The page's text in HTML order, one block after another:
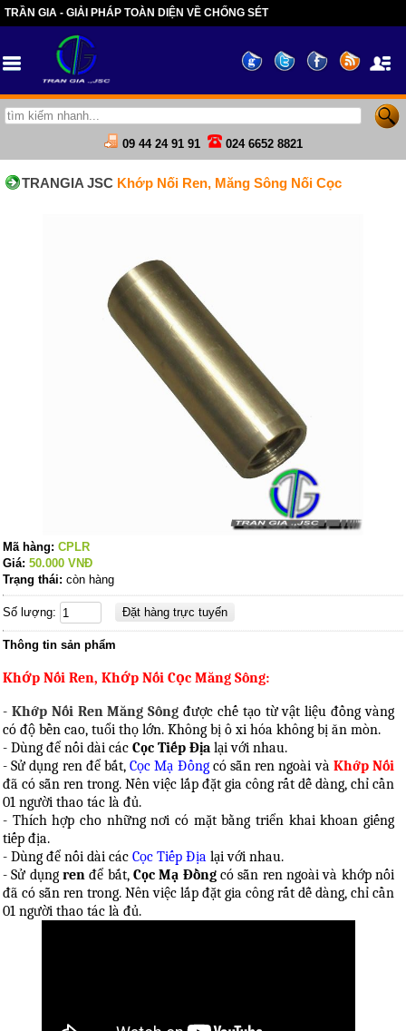
TRẦN GIA - GIẢI PHÁP TOÀN DIỆN VỀ CHỐNG SÉT
09 44 24 91 91 024 6652 8821
TRANGIA JSC Khớp Nối Ren, Măng Sông Nối Cọc
Mã hàng: CPLR
Giá: 50.000 VNĐ
Trạng thái: còn hàng
Số lượng:
Thông tin sản phẩm
Khớp Nối Ren, Khớp Nối Cọc Măng Sông:
- Khớp Nối Ren Măng Sông được chế tạo từ vật liệu đồng vàng
có độ bền cao, tuổi thọ lớn. Không bị ô xi hóa không bị ăn mòn.
- Dùng để nối dài các Cọc Tiếp Địa lại với nhau.
- Sử dụng ren để bắt,Cọc Mạ Đồngcó sẵn ren ngoài và Khớp Nối
đã có sẵn ren trong. Nên việc lắp đặt gia công rất dễ dàng, chỉ cần
01 người thao tác là đủ.
- Thích hợp cho những nơi có mặt bằng triển khai khoan giếng
tiếp địa.
- Dùng để nối dài các Cọc Tiếp Địa lại với nhau.
- Sử dụng ren để bắt, Cọc Mạ Đồng có sẵn ren ngoài và khớp nối
đã có sẵn ren trong. Nên việc lắp đặt gia công rất dễ dàng, chỉ cần
01 người thao tác là đủ.